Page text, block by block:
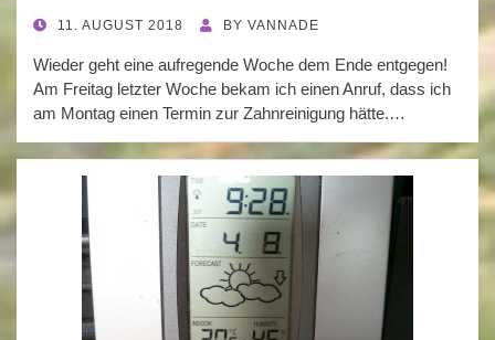
POSTED
11. AUGUST 2018 BY VANNADE
Wieder geht eine aufregende Woche dem Ende entgegen!
Am Freitag letzter Woche bekam ich einen Anruf, dass ich
am Montag einen Termin zur Zahnreinigung hätte.…